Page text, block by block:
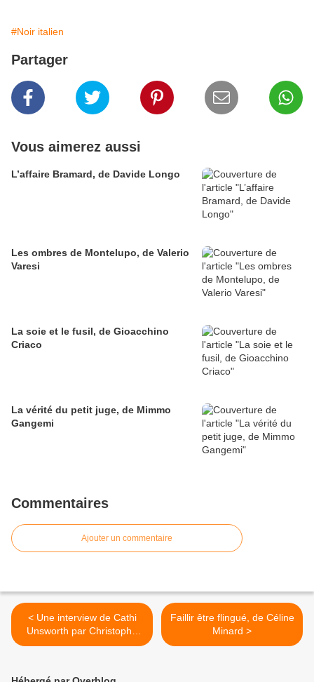
#Noir italien
Partager
Vous aimerez aussi
L’affaire Bramard, de Davide Longo
Les ombres de Montelupo, de Valerio
Varesi
La soie et le fusil, de Gioacchino
Criaco
La vérité du petit juge, de Mimmo
Gangemi
Commentaires
Ajouter un commentaire
< Une interview de Cathi
Unsworth par Christophe
Dupuis
Faillir être flingué, de Céline
Minard >